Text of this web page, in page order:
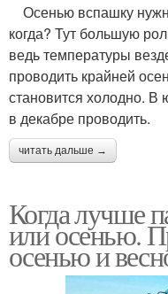
Осенью вспашку
когда? Тут большую
ведь температуры
проводить крайней
становится холодно.
в декабре проводить.
читать дальше →
Когда лучше
или осенью.
осенью и